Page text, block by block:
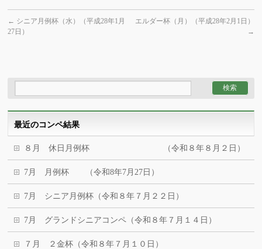
← シニア月例杯（水）（平成28年1月
27日）
エルダー杯（月）（平成28年2月1日）
→
最近のコンペ結果
８月 休日月例杯 （令和８年８月２日）
7月 月例杯 （令和8年7月27日）
7月 シニア月例杯（令和８年７月２２日）
7月 グランドシニアコンペ（令和８年７月１４日）
７月 ２金杯（令和８年７月１０日）